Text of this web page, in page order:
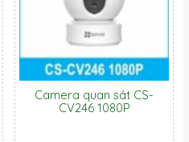
Camera quan sát CS-
CV246 1080P